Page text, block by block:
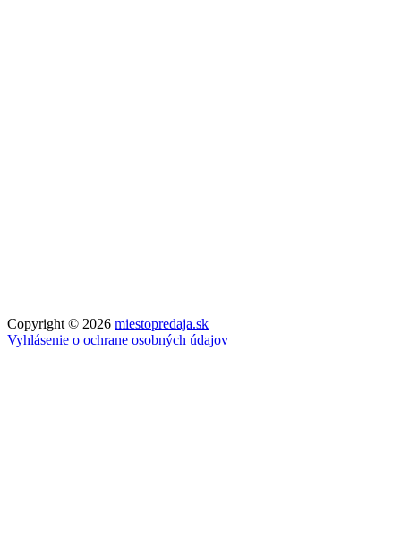
Copyright © 2026 miestopredaja.sk
Vyhlásenie o ochrane osobných údajov